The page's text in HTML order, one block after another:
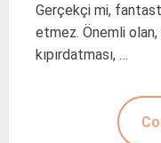
Gerçekçi mi,
etmez. Önemli
kıpırdatması, …